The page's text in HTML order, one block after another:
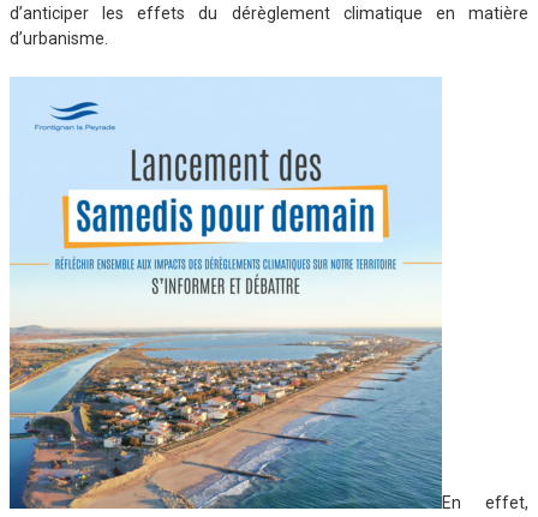
d’anticiper les effets du dérèglement climatique en matière
d’urbanisme.
En effet,